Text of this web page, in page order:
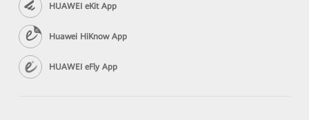
HUAWEI eKit App
Huawei HiKnow App
HUAWEI eFly App